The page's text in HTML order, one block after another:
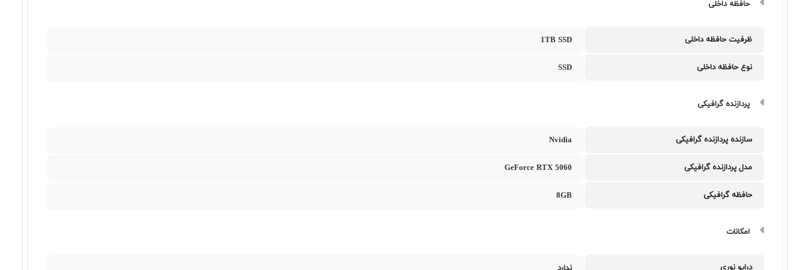
حافظه داخلی
ظرفیت حافظه داخلی 1TB SSD
نوع حافظه داخلی SSD
پردازنده گرافیکی
سازنده پردازنده گرافیکی Nvidia
مدل پردازنده گرافیکی GeForce RTX 5060
حافظه گرافیکی 8GB
امکانات
درایو نوری